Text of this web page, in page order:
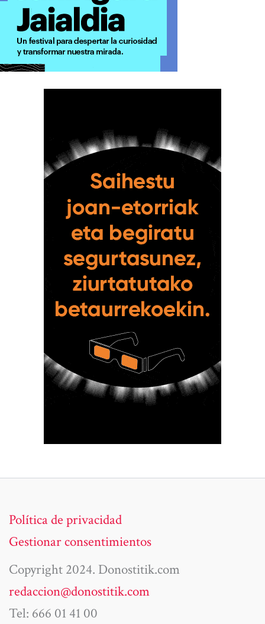
Política de privacidad
Gestionar consentimientos
Copyright 2024. Donostitik.com
redaccion@donostitik.com
Tel: 666 01 41 00